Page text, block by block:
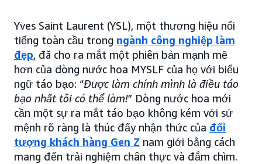
Yves Saint Laurent (YSL), một thương hiệu nổi
tiếng toàn cầu trong ngành công nghiệp làm
đẹp, đã cho ra mắt một phiên bản mạnh mẽ
hơn của dòng nước hoa MYSLF của họ với biểu
ngữ táo bạo: “Được làm chính mình là điều táo
bạo nhất tôi có thể làm!” Dòng nước hoa mới
cần một sự ra mắt táo bạo không kém với sứ
mệnh rõ ràng là thúc đẩy nhận thức của đối
tượng khách hàng Gen Z nam giới bằng cách
mang đến trải nghiệm chân thực và đắm chìm.